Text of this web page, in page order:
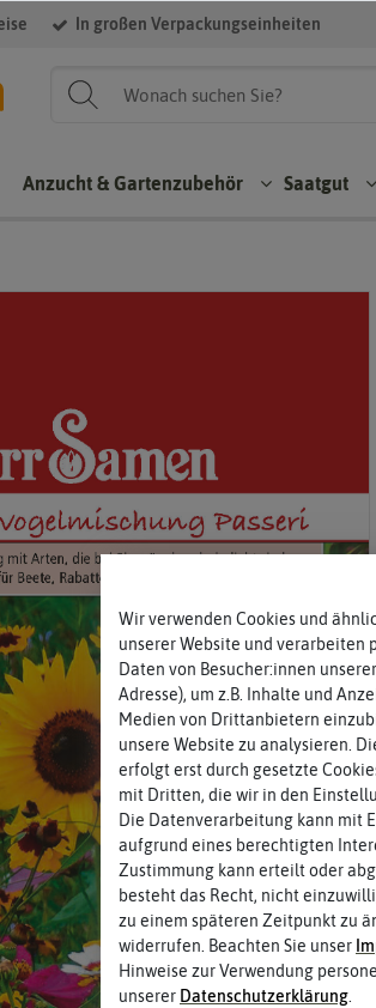
In großen Verpackungseinheiten
Anzucht & Gartenzubehör Saatgut
Wir verwenden Cookies und
unserer Website und verarbeiten
Daten von Besucher:innen
Adresse), um z.B. Inhalte und
Medien von Drittanbietern
unsere Website zu analysieren.
erfolgt erst durch gesetzte
mit Dritten, die wir in den
Die Datenverarbeitung kann mit
aufgrund eines berechtigten
Zustimmung kann erteilt oder
besteht das Recht, nicht
zu einem späteren Zeitpunkt zu
widerrufen. Beachten Sie unser
Hinweise zur Verwendung
unserer Daten­schutz­erklärung